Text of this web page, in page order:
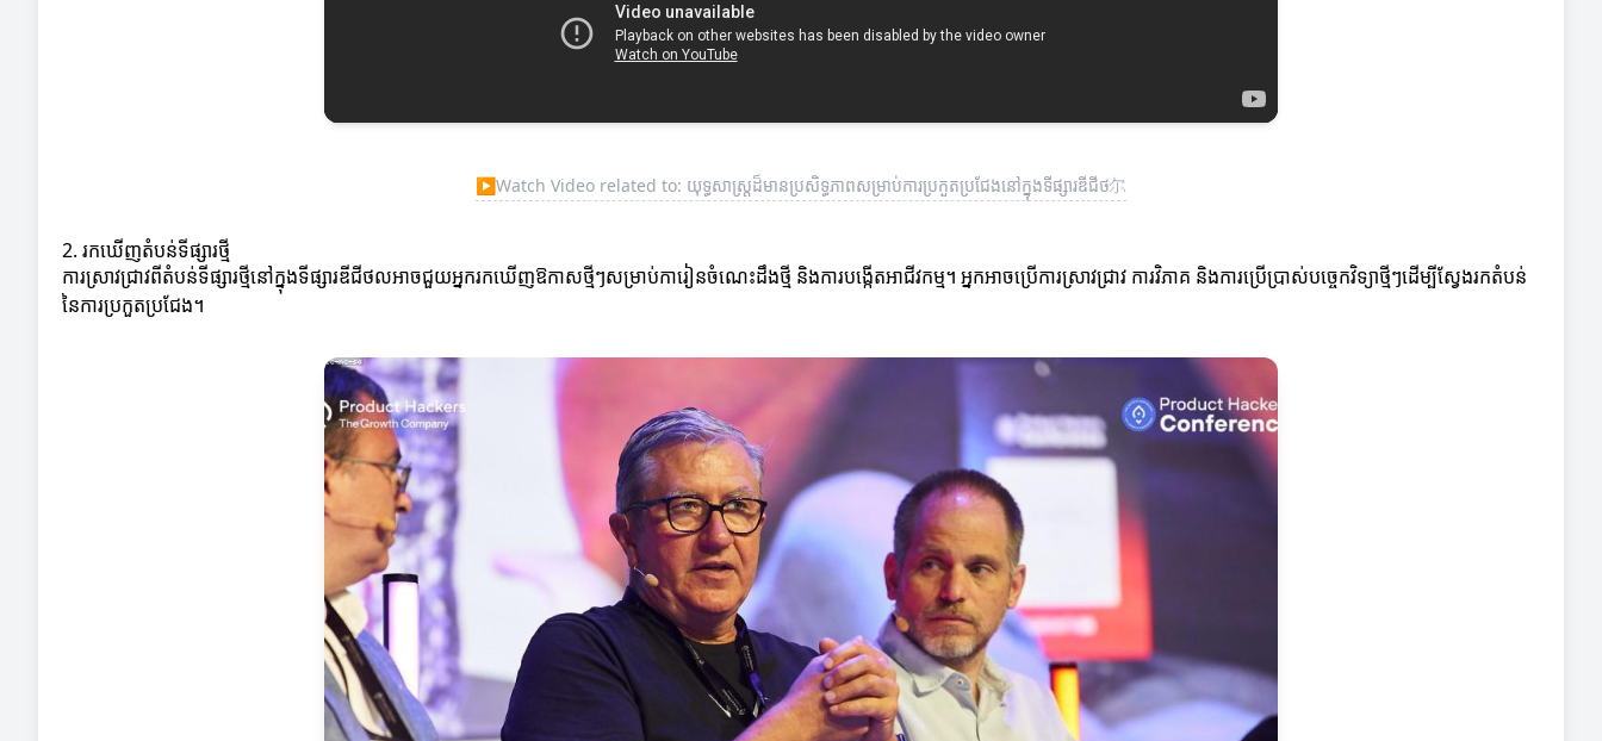
▶Watch Video related to: យុទ្ធសាស្ត្រដ៏មានប្រសិទ្ធភាពសម្រាប់ការប្រកួតប្រជែងនៅក្នុងទីផ្សារឌីជីថ尔
2. រកឃើញតំបន់ទីផ្សារថ្មី
ការស្រាវជ្រាវពីតំបន់ទីផ្សារថ្មីនៅក្នុងទីផ្សារឌីជីថលអាចជួយអ្នករកឃើញឱកាសថ្មីៗសម្រាប់ការៀនចំណេះដឹងថ្មី និងការបង្កើតអាជីវកម្ម។ អ្នកអាចប្រើការស្រាវជ្រាវ ការវិភាគ និងការប្រើប្រាស់បច្ចេកវិទ្យាថ្មីៗដើម្បីស្វែងរកតំបន់
នៃការប្រកួតប្រជែង។